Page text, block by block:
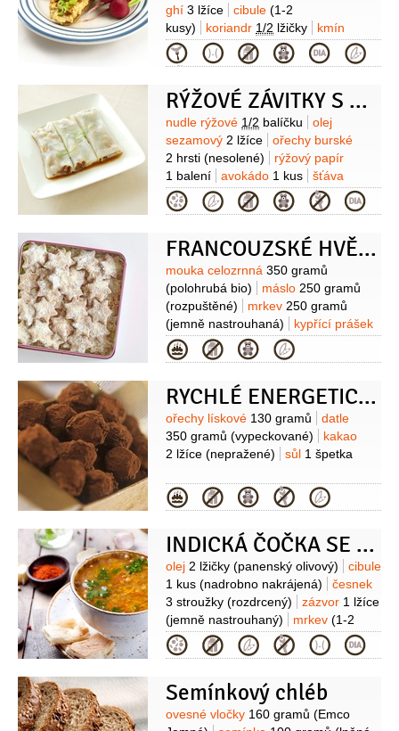
ghí 3 lžíce cibule (1-2
kusy)
koriandr 1/2 lžičky
kmín
římský1/2 lžičky mrkev
2 kusy
(velká)
sůl umeocet
Kategorie
RÝŽOVÉ ZÁVITKY S ARAŠÍDOVÝM DIPEM
Suroviny
nudle rýžové 1/2 balíčku
olej
sezamový 2 lžíce
ořechy burské
2 hrsti (nesolené)
rýžový papír
1 balení
avokádo 1 kus
šťáva
limetková 1 lžička
mrkev
2 kusy
okurka salátová1 kus
(naklíčené) Na dip: arašídové máslo
3 lžíce
sójová omáčka 2 lžíce
2 lžíce
voda 2 lžíce
šťáva limetková
(z 0.5 limetky)
šťáva zázvorová
1 lžíce
(z nastrouhaného zázvoru)
Kategorie
FRANCOUZSKÉ HVĚZDIČKY S MRKVÍ
Suroviny
mouka celozrnná 350 gramů
(polohrubá bio)
máslo 250 gramů
(rozpuštěné)
mrkev 250 gramů
(jemně nastrouhaná)
kypřící prášek
do pečiva 1/2balíčku Na finalizaci:
cukr(oblíbený: moučkový, vanilkový,
(oblíbený: s vysokým podílem ovoce)
Kategorie
RYCHLÉ ENERGETICKÉ ČOKO-LÍSKOOŘÍŠKOVÉ KULIČKY
Suroviny
ořechy lískové 130 gramů
datle
350 gramů (vypeckované)
kakao
2 lžíce (nepražené) sůl 1 špetka
Kategorie
INDICKÁ ČOČKA SE ZELENINOU ‚KORMA STYLE‘
Suroviny
olej 2 lžičky (panenský olivový)
cibule
1 kus (nadrobno nakrájená)
česnek
3 stroužky (rozdrcený) zázvor 1 lžíce
(jemně nastrouhaný)
mrkev (1-2
kusy nakrájená na kousky)
rajčata
2 kusy (velká oloupaná a nakrájená
1 kus
ořechy kešu1 hrst (solené
rozdrcené)
čočka červená80 gramů
(80-100g, půlené loupané
Kategorie
Semínkový chléb
Suroviny
ovesné vločky 160 gramů (Emco